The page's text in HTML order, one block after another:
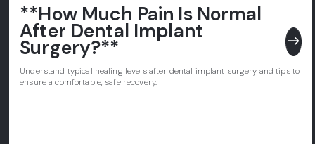
**How Much Pain Is Normal
After Dental Implant
Surgery?** east
Understand typical healing levels after dental implant surgery and tips to
ensure a comfortable, safe recovery.